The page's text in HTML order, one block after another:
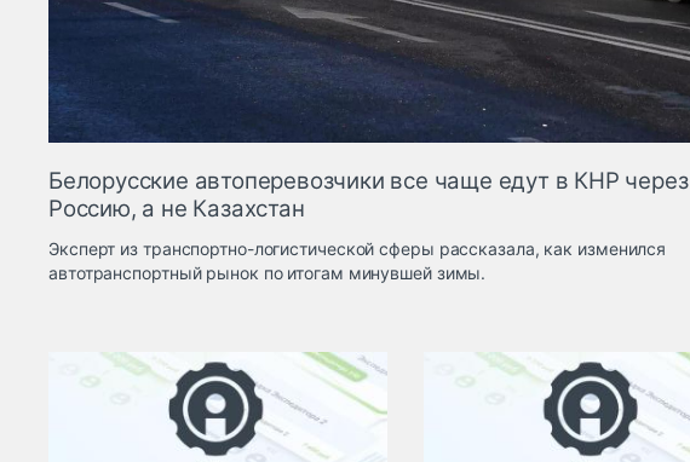
Белорусские автоперевозчики все чаще едут в КНР через
Россию, а не Казахстан
Эксперт из транспортно-логистической сферы рассказала, как изменился
автотранспортный рынок по итогам минувшей зимы.